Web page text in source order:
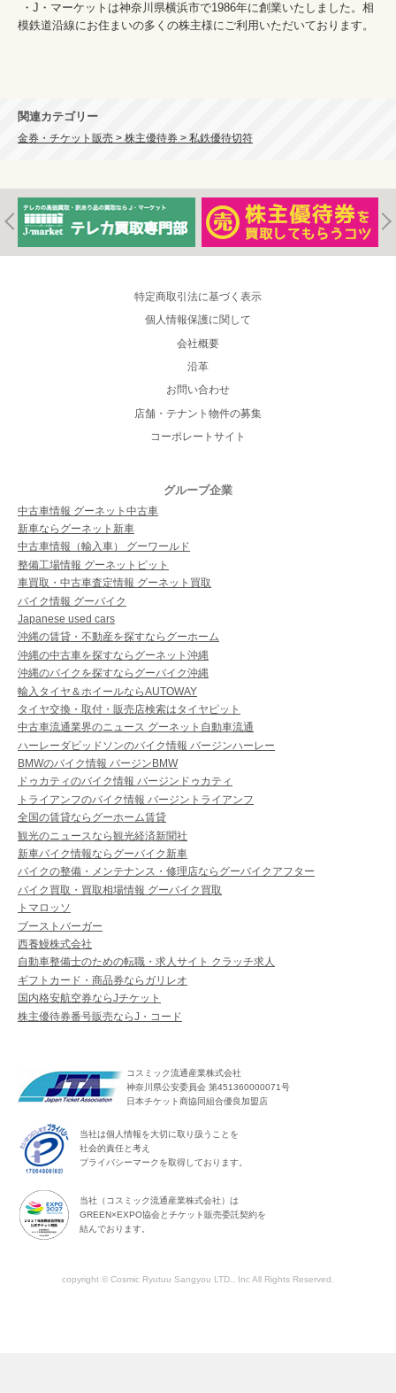
模鉄道沿線にお住まいの多くの株主様にご利用いただいております。
関連カテゴリー
金券・チケット販売 > 株主優待券 > 私鉄優待切符
特定商取引法に基づく表示
個人情報保護に関して
会社概要
沿革
お問い合わせ
店舗・テナント物件の募集
コーポレートサイト
グループ企業
中古車情報 グーネット中古車
新車ならグーネット新車
中古車情報（輸入車） グーワールド
整備工場情報 グーネットピット
車買取・中古車査定情報 グーネット買取
バイク情報 グーバイク
Japanese used cars
沖縄の賃貸・不動産を探すならグーホーム
沖縄の中古車を探すならグーネット沖縄
沖縄のバイクを探すならグーバイク沖縄
輸入タイヤ＆ホイールならAUTOWAY
タイヤ交換・取付・販売店検索はタイヤピット
中古車流通業界のニュース グーネット自動車流通
ハーレーダビッドソンのバイク情報 バージンハーレー
BMWのバイク情報 バージンBMW
ドゥカティのバイク情報 バージンドゥカティ
トライアンフのバイク情報 バージントライアンフ
全国の賃貸ならグーホーム賃貸
観光のニュースなら観光経済新聞社
新車バイク情報ならグーバイク新車
バイクの整備・メンテナンス・修理店ならグーバイクアフター
バイク買取・買取相場情報 グーバイク買取
トマロッソ
ブーストバーガー
西養鰻株式会社
自動車整備士のための転職・求人サイト クラッチ求人
ギフトカード・商品券ならガリレオ
国内格安航空券ならJチケット
株主優待券番号販売ならJ・コード
コスミック流通産業株式会社
神奈川県公安委員会 第451360000071号
日本チケット商協同組合優良加盟店
当社は個人情報を大切に取り扱うことを
社会的責任と考え
プライバシーマークを取得しております。
当社（コスミック流通産業株式会社）は
GREEN×EXPO協会とチケット販売委託契約を
結んでおります。
copyright © Cosmic Ryutuu Sangyou LTD., Inc All Rights Reserved.